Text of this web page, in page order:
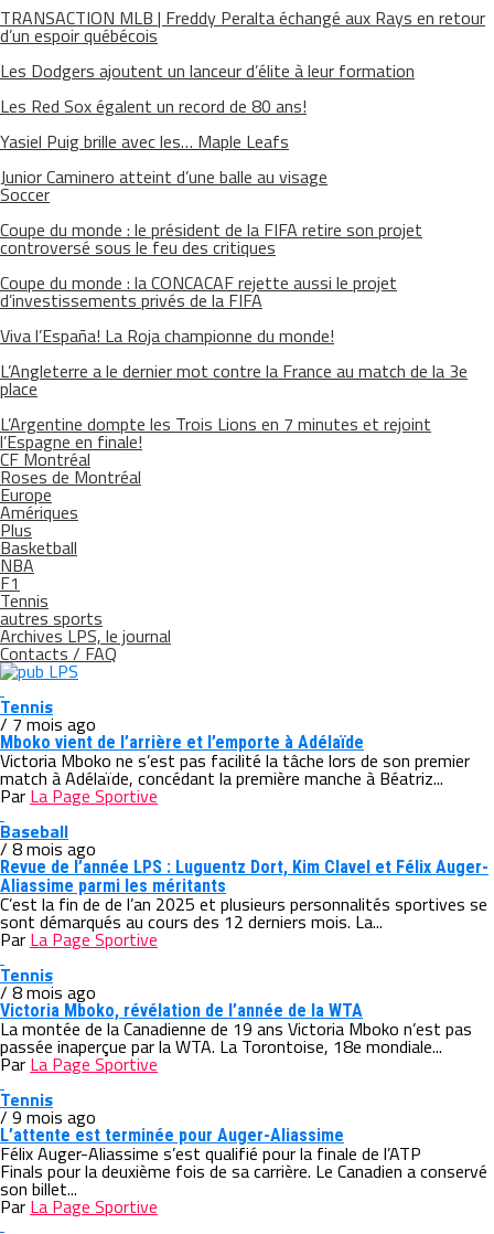
TRANSACTION MLB | Freddy Peralta échangé aux Rays en retour
d’un espoir québécois
Les Dodgers ajoutent un lanceur d’élite à leur formation
Les Red Sox égalent un record de 80 ans!
Yasiel Puig brille avec les… Maple Leafs
Junior Caminero atteint d’une balle au visage
Soccer
Coupe du monde : le président de la FIFA retire son projet
controversé sous le feu des critiques
Coupe du monde : la CONCACAF rejette aussi le projet
d’investissements privés de la FIFA
Viva l’España! La Roja championne du monde!
L’Angleterre a le dernier mot contre la France au match de la 3e
place
L’Argentine dompte les Trois Lions en 7 minutes et rejoint
l’Espagne en finale!
CF Montréal
Roses de Montréal
Europe
Amériques
Plus
Basketball
NBA
F1
Tennis
autres sports
Archives LPS, le journal
Contacts / FAQ
Tennis
/ 7 mois ago
Mboko vient de l’arrière et l’emporte à Adélaïde
Victoria Mboko ne s’est pas facilité la tâche lors de son premier
match à Adélaïde, concédant la première manche à Béatriz...
Par La Page Sportive
Baseball
/ 8 mois ago
Revue de l’année LPS : Luguentz Dort, Kim Clavel et Félix Auger-
Aliassime parmi les méritants
C’est la fin de de l’an 2025 et plusieurs personnalités sportives se
sont démarqués au cours des 12 derniers mois. La...
Par La Page Sportive
Tennis
/ 8 mois ago
Victoria Mboko, révélation de l’année de la WTA
La montée de la Canadienne de 19 ans Victoria Mboko n’est pas
passée inaperçue par la WTA. La Torontoise, 18e mondiale...
Par La Page Sportive
Tennis
/ 9 mois ago
L’attente est terminée pour Auger-Aliassime
Félix Auger-Aliassime s’est qualifié pour la finale de l’ATP
Finals pour la deuxième fois de sa carrière. Le Canadien a conservé
son billet...
Par La Page Sportive